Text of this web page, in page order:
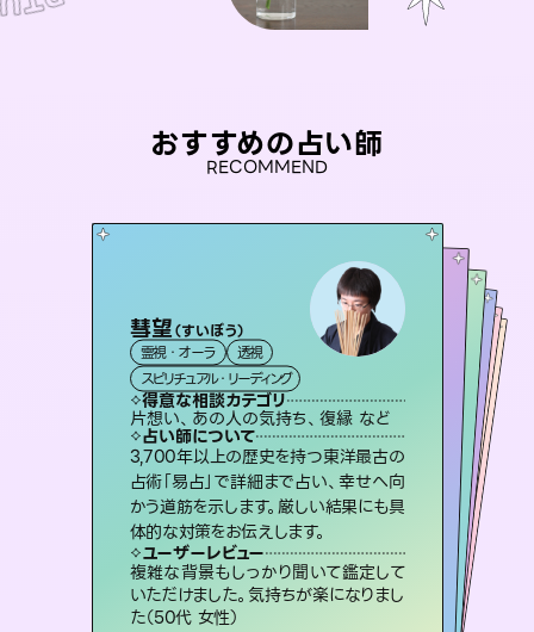
おすすめの占い師
RECOMMEND
彗望（すいぼう）
霊視・オーラ
透視
スピリチュアル・リーディング
得意な相談カテゴリ
片想い、あの人の気持ち、復縁 など
占い師について
3,700年以上の歴史を持つ東洋最古の
占術「易占」で詳細まで占い、幸せへ向
かう道筋を示します。厳しい結果にも具
体的な対策をお伝えします。
ユーザーレビュー
複雑な背景もしっかり聞いて鑑定して
いただけました。気持ちが楽になりまし
た（50代 女性）
アイリス -iris-
西洋占星術 タロット
ルーン
得意な相談カテゴリ
恋愛総合、片想い、二人の未来 など
占い師について
復縁、恋愛、不倫の行方、同性愛や片
思い、仕事関係や借金問題まで知りた
いことや心の負担になっていることを
紐解き、背中をそっと押して導きます。
ユーザーレビュー
安心感のあり、言い切ってくれる所や濁
さない鑑定のおかげで、毎回自分の気
持ちを整えられます（30代 男性）
セラピスト理恵
霊視・オーラ
スピリチュアル・リーディング
得意な相談カテゴリ
片想い、二人の未来、年の差 など
占い師について
連絡再開、復縁、成就などの報告実績
多数。セラピストとして2万超の施術経
験があるからこそできる鑑定で、より良
い未来をサポートします。
ユーザーレビュー
とても心温まる鑑定でした。しかもこち
らは何も言っていないのに視えていらっ
しゃるんだなと驚きです（30代女性）
未来視師＊花
霊視・オーラ
スピリチュアル・リーディング
得意な相談カテゴリ
出逢い、片想い、復縁 など
占い師について
未来には何パターンもの選択肢があります。不安で視えにくくなっているあなたの素敵な未来を見つけ、その未来を選択できるようアドバイスします。
ユーザーレビュー
職場の人の性質や人間関係、本心など
本当によく視えていてびっくり。対策が
打てて前向きになれます（40代）
桃源珠羽
霊視・オーラ
スピリチュアル・リーディング
得意な相談カテゴリ
片想い、あの人の気持ち、復縁 など
占い師について
恋愛のお悩みの中でも特に「曖昧な関
係」の相談を得意としており、友達以上
恋人未満なお相手との今後や本音を丁
寧に読み解き恋愛成就へと導きます。
ユーザーレビュー
鑑定していただいてアドバイス通りに行
動すると仲が復活してきました。ありが
とうございました（40代 女性）
おう 霊感オラクル
霊視・オーラ
オラクルカード
得意な相談カテゴリ
恋愛総合、あの人の気持ち など
占い師について
霊視×オラクルカードを使って「今」と
「未来」そして「気になるあの人の気持
ち」まで丁寧に読み解き、恋や人生のヒ
ントを優しく引き出します。
ユーザーレビュー
不安な気持ちが嘘みたいに晴れまし
た…！よく視えていらっしゃるんだなと
感じました（40代 女性）